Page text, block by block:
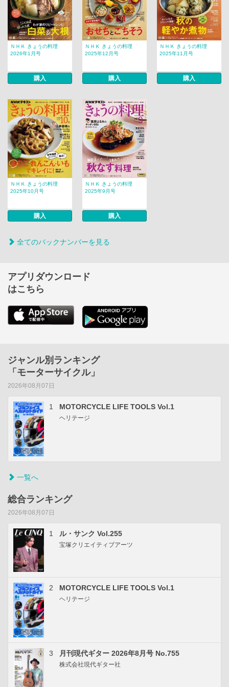
ＮＨＫ きょうの料理
2026年1月号
購入
ＮＨＫ きょうの料理
2025年12月号
購入
ＮＨＫ きょうの料理
2025年11月号
購入
ＮＨＫ きょうの料理
2025年10月号
購入
ＮＨＫ きょうの料理
2025年9月号
購入
全てのバックナンバーを見る
アプリダウンロード
はこちら
ジャンル別ランキング
「モーターサイクル」
2026年08月07日
1 MOTORCYCLE LIFE TOOLS Vol.1
ヘリテージ
一覧へ
総合ランキング
2026年08月07日
1 ル・サンク Vol.255
宝塚クリエイティブアーツ
2 MOTORCYCLE LIFE TOOLS Vol.1
ヘリテージ
3 月刊現代ギター 2026年8月号 No.755
株式会社現代ギター社